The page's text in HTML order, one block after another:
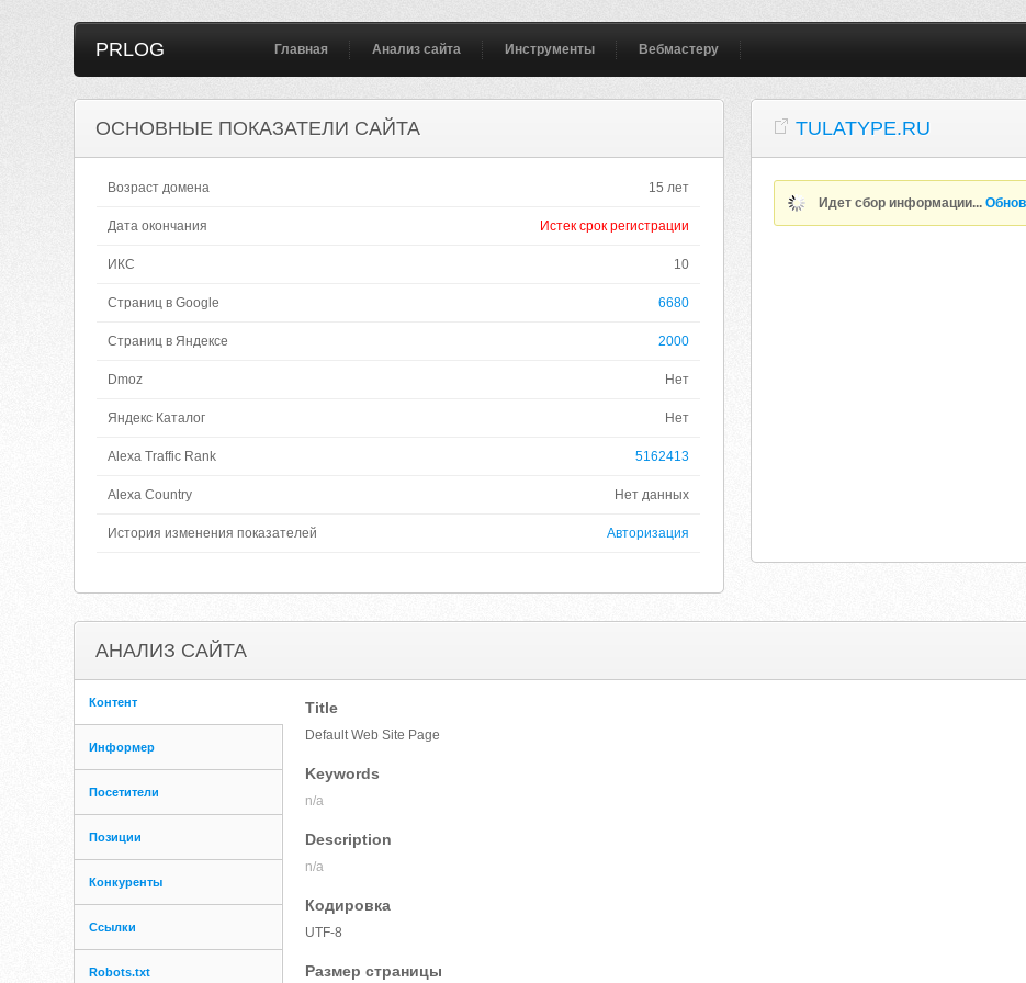
PRLOG Главная Анализ сайта Инструменты Вебмастеру
ОСНОВНЫЕ ПОКАЗАТЕЛИ САЙТА
Возраст домена 15 лет
Дата окончания Истек срок регистрации
ИКС 10
Страниц в Google 6680
Страниц в Яндексе 2000
Dmoz Нет
Яндекс Каталог Нет
Alexa Traffic Rank 5162413
Alexa Country Нет данных
История изменения показателей Авторизация
TULATYPE.RU
Идет сбор информации...
АНАЛИЗ САЙТА
Контент
Информер
Посетители
Позиции
Конкуренты
Ссылки
Robots.txt
Title
Default Web Site Page
Keywords
n/a
Description
n/a
Кодировка
UTF-8
Размер страницы